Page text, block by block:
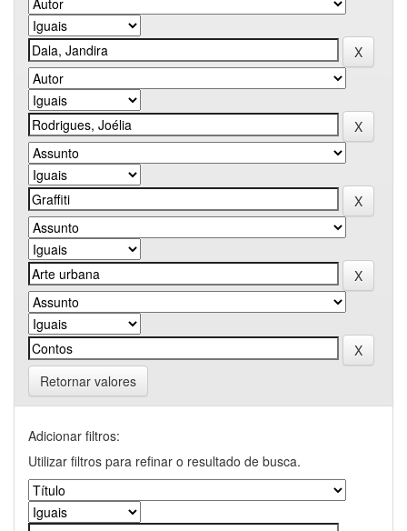
Retornar valores
Adicionar filtros:
Utilizar filtros para refinar o resultado de busca.